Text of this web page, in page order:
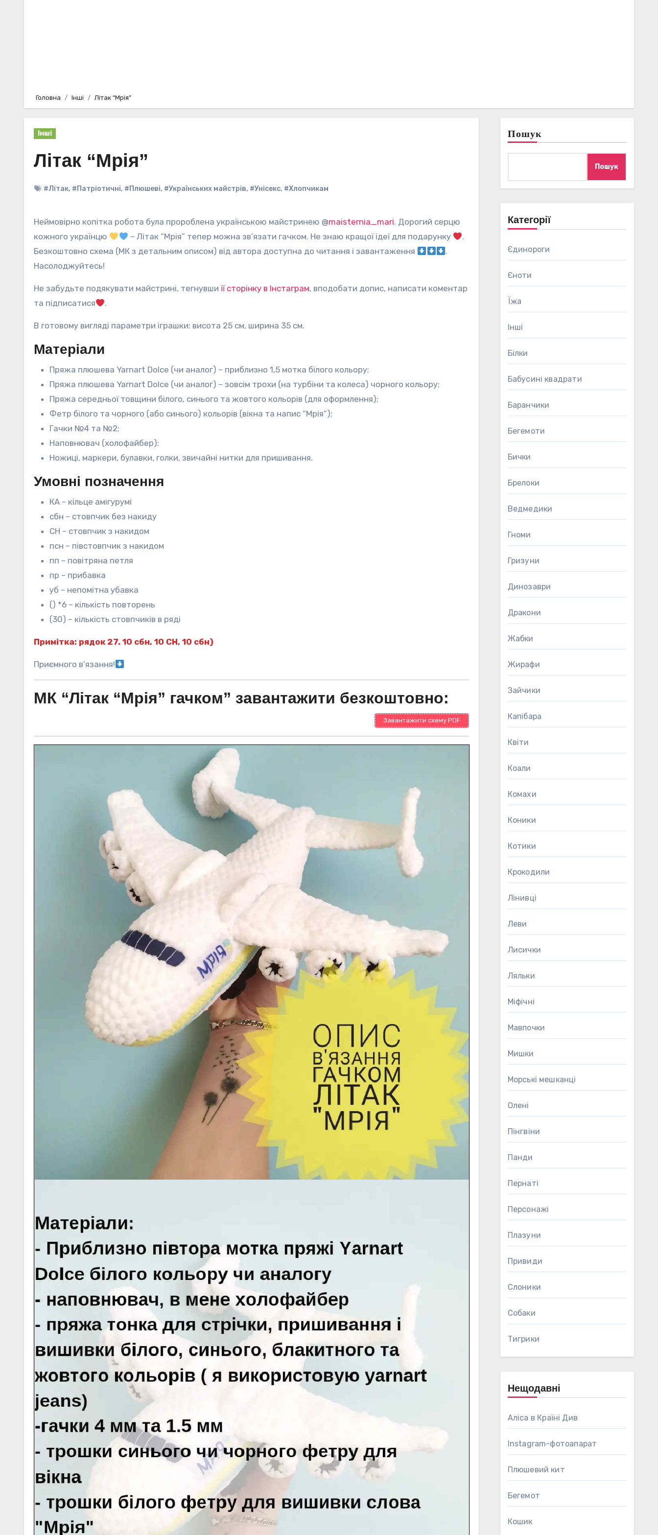
Головна Інші Літак “Мрія”
Інші
Літак “Мрія”
#Літак, #Патріотичні, #Плюшеві, #Українських майстрів, #Унісекс, #Хлопчикам
Неймовірно копітка робота була пророблена українською майстринею @maisternia_mari. Дорогий серцю
кожного українцю
– Літак “Мрія” тепер можна зв’язати гачком. Не знаю кращої ідеї для подарунку
.
Безкоштовно схема (МК з детальним описом) від автора доступна до читання і завантаження
.
Насолоджуйтесь!
Не забудьте подякувати майстрині, тегнувши її сторінку в Інстаграм, вподобати допис, написати коментар
та підписатися
.
В готовому вигляді параметри іграшки: висота 25 см, ширина 35 см.
Матеріали
Пряжа плюшева Yarnart Dolce (чи аналог) – приблизно 1,5 мотка білого кольору;
Пряжа плюшева Yarnart Dolce (чи аналог) – зовсім трохи (на турбіни та колеса) чорного кольору;
Пряжа середньої товщини білого, синього та жовтого кольорів (для оформлення);
Фетр білого та чорного (або синього) кольорів (вікна та напис “Мрія”);
Гачки №4 та №2;
Наповнювач (холофайбер);
Ножиці, маркери, булавки, голки, звичайні нитки для пришивання.
Умовні позначення
КА – кільце амігурумі
сбн – стовпчик без накиду
СН – стовпчик з накидом
псн – півстовпчик з накидом
пп – повітряна петля
пр – прибавка
уб – непомітна убавка
() *6 – кількість повторень
(30) – кількість стовпчиків в ряді
Примітка: рядок 27. 10 сбн, 10 СН, 10 сбн)
Приємного в’язання!
МК “Літак “Мрія” гачком” завантажити безкоштовно:
Завантажити схему PDF
Пошук
Пошук
Категорії
Єдинороги
Єноти
Їжа
Інші
Білки
Бабусині квадрати
Баранчики
Бегемоти
Бички
Брелоки
Ведмедики
Гноми
Гризуни
Динозаври
Дракони
Жабки
Жирафи
Зайчики
Капібара
Квіти
Коали
Комахи
Коники
Котики
Крокодили
Лінивці
Леви
Лисички
Ляльки
Міфічні
Мавпочки
Мишки
Морські мешканці
Олені
Пінгвіни
Панди
Пернаті
Персонажі
Плазуни
Привиди
Слоники
Собаки
Тигрики
Нещодавні
Аліса в Країні Див
Instagram-фотоапарат
Плюшевий кит
Бегемот
Кошик